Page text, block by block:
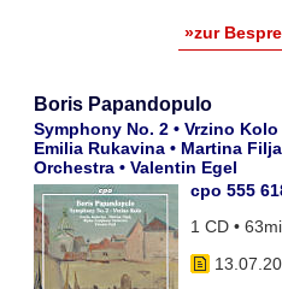
»zur
Boris Papandopulo
Symphony No. 2 • Vrzino Kolo
Emilia Rukavina • Martina
Orchestra • Valentin Egel
cpo 555
1 CD •